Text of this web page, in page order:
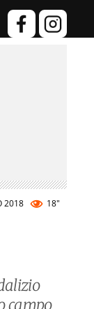
2018 18"
campo